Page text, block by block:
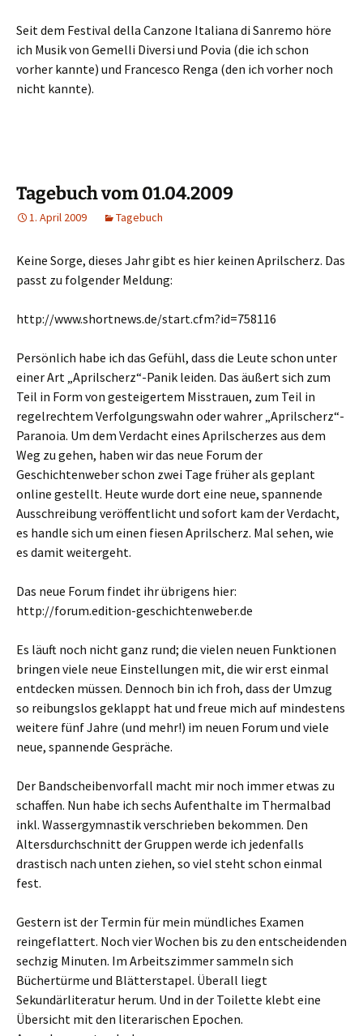
Seit dem Festival della Canzone Italiana di Sanremo höre
ich Musik von Gemelli Diversi und Povia (die ich schon
vorher kannte) und Francesco Renga (den ich vorher noch
nicht kannte).
Tagebuch vom 01.04.2009
1. April 2009 Tagebuch
Keine Sorge, dieses Jahr gibt es hier keinen Aprilscherz. Das
passt zu folgender Meldung:
http://www.shortnews.de/start.cfm?id=758116
Persönlich habe ich das Gefühl, dass die Leute schon unter
einer Art „Aprilscherz“-Panik leiden. Das äußert sich zum
Teil in Form von gesteigertem Misstrauen, zum Teil in
regelrechtem Verfolgungswahn oder wahrer „Aprilscherz“-
Paranoia. Um dem Verdacht eines Aprilscherzes aus dem
Weg zu gehen, haben wir das neue Forum der
Geschichtenweber schon zwei Tage früher als geplant
online gestellt. Heute wurde dort eine neue, spannende
Ausschreibung veröffentlicht und sofort kam der Verdacht,
es handle sich um einen fiesen Aprilscherz. Mal sehen, wie
es damit weitergeht.
Das neue Forum findet ihr übrigens hier:
http://forum.edition-geschichtenweber.de
Es läuft noch nicht ganz rund; die vielen neuen Funktionen
bringen viele neue Einstellungen mit, die wir erst einmal
entdecken müssen. Dennoch bin ich froh, dass der Umzug
so reibungslos geklappt hat und freue mich auf mindestens
weitere fünf Jahre (und mehr!) im neuen Forum und viele
neue, spannende Gespräche.
Der Bandscheibenvorfall macht mir noch immer etwas zu
schaffen. Nun habe ich sechs Aufenthalte im Thermalbad
inkl. Wassergymnastik verschrieben bekommen. Den
Altersdurchschnitt der Gruppen werde ich jedenfalls
drastisch nach unten ziehen, so viel steht schon einmal
fest.
Gestern ist der Termin für mein mündliches Examen
reingeflattert. Noch vier Wochen bis zu den entscheidenden
sechzig Minuten. Im Arbeitszimmer sammeln sich
Büchertürme und Blätterstapel. Überall liegt
Sekundärliteratur herum. Und in der Toilette klebt eine
Übersicht mit den literarischen Epochen.